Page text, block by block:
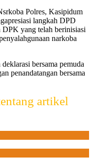
Polres, Kasipidum
langkah DPD
yang telah berinisiasi
narkoba
bersama pemuda
penandatangan bersama
artikel